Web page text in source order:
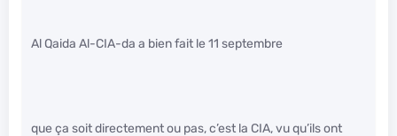
Al Qaida Al-CIA-da a bien fait le 11 septembre
que ça soit directement ou pas, c’est la CIA, vu qu’ils ont